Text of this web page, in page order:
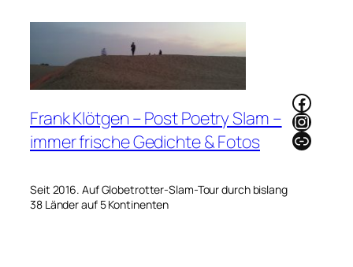
Frank Klötgen – Post Poetry Slam –
immer frische Gedichte & Fotos
Seit 2016. Auf Globetrotter-Slam-Tour durch bislang
38 Länder auf 5 Kontinenten
Link